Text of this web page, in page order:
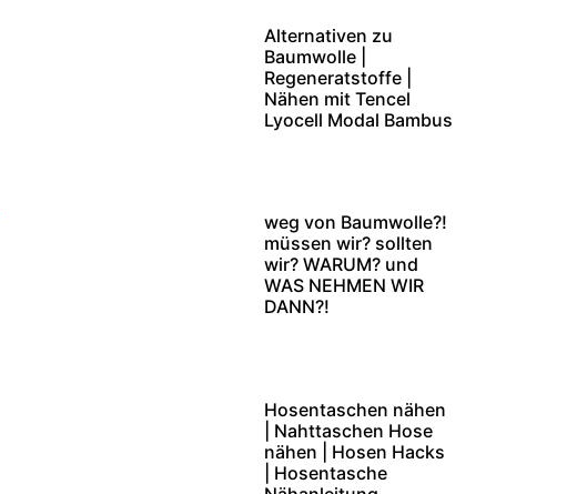
Alternativen zu
Baumwolle |
Regeneratstoffe |
Nähen mit Tencel
Lyocell Modal Bambus
weg von Baumwolle?!
müssen wir? sollten
wir? WARUM? und
WAS NEHMEN WIR
DANN?!
Hosentaschen nähen
| Nahttaschen Hose
nähen | Hosen Hacks
| Hosentasche